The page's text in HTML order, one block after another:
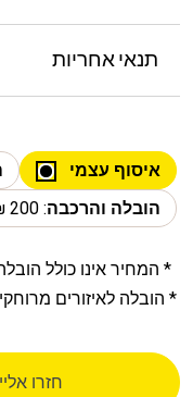
תנאי אחריות
איסוף עצמי
הובלה והרכבה: 200 ₪
* המחיר אינו כולל
* הובלה לאיזורים
חזרו